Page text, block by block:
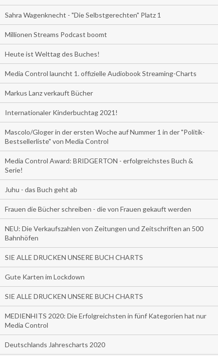
Sahra Wagenknecht - "Die Selbstgerechten" Platz 1
Millionen Streams Podcast boomt
Heute ist Welttag des Buches!
Media Control launcht 1. offizielle Audiobook Streaming-Charts
Markus Lanz verkauft Bücher
Internationaler Kinderbuchtag 2021!
Mascolo/Gloger in der ersten Woche auf Nummer 1 in der "Politik-
Bestsellerliste" von Media Control
Media Control Award: BRIDGERTON - erfolgreichstes Buch &
Serie!
Juhu - das Buch geht ab
Frauen die Bücher schreiben - die von Frauen gekauft werden
NEU: Die Verkaufszahlen von Zeitungen und Zeitschriften an 500
Bahnhöfen
SIE ALLE DRUCKEN UNSERE BUCH CHARTS
Gute Karten im Lockdown
SIE ALLE DRUCKEN UNSERE BUCH CHARTS
MEDIENHITS 2020: Die Erfolgreichsten in fünf Kategorien hat nur
Media Control
Deutschlands Jahrescharts 2020